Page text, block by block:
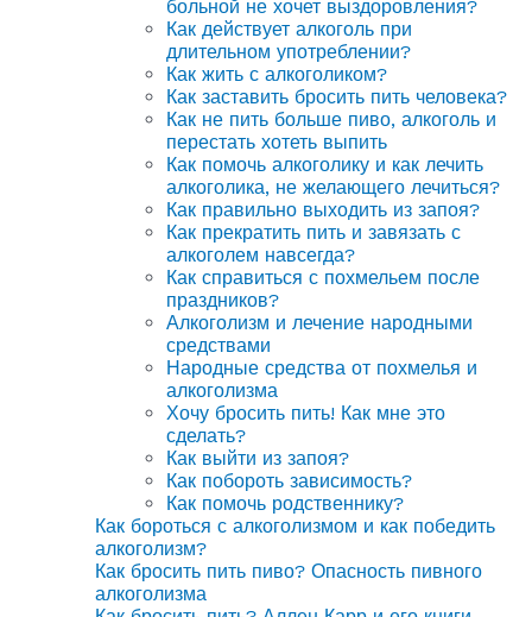
больной не хочет выздоровления?
Как действует алкоголь при
длительном употреблении?
Как жить с алкоголиком?
Как заставить бросить пить человека?
Как не пить больше пиво, алкоголь и
перестать хотеть выпить
Как помочь алкоголику и как лечить
алкоголика, не желающего лечиться?
Как правильно выходить из запоя?
Как прекратить пить и завязать с
алкоголем навсегда?
Как справиться с похмельем после
праздников?
Алкоголизм и лечение народными
средствами
Народные средства от похмелья и
алкоголизма
Хочу бросить пить! Как мне это
сделать?
Как выйти из запоя?
Как побороть зависимость?
Как помочь родственнику?
Как бороться с алкоголизмом и как победить
алкоголизм?
Как бросить пить пиво? Опасность пивного
алкоголизма